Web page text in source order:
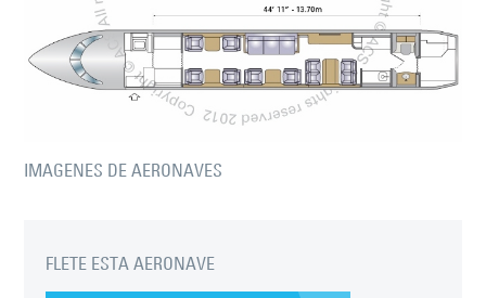
IMAGENES DE AERONAVES
FLETE ESTA AERONAVE